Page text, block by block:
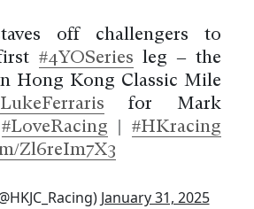
off challengers to
#4YOSeries leg – the
Hong Kong Classic Mile
for Mark
#LoveRacing
#HKracing
Zl6reIm7X3
January 31, 2025